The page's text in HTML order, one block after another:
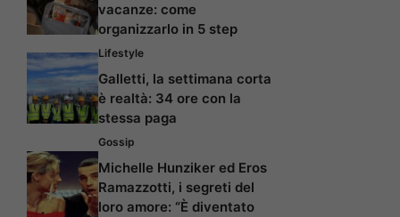
vacanze: come
organizzarlo in 5 step
Lifestyle
Galletti, la settimana corta
è realtà: 34 ore con la
stessa paga
Gossip
Michelle Hunziker ed Eros
Ramazzotti, i segreti del
loro amore: “È diventato